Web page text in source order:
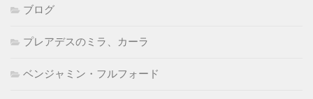
ブログ
プレアデスのミラ、カーラ
ベンジャミン・フルフォード